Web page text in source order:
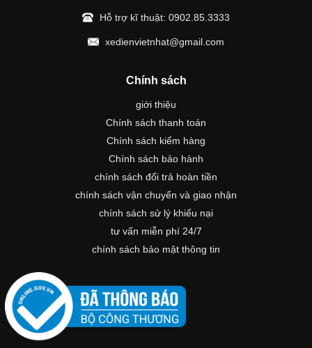
Hỗ trợ kĩ thuật: 0902.85.3333
xedienvietnhat@gmail.com
Chính sách
giới thiệu
Chính sách thanh toán
Chính sách kiểm hàng
Chính sách bảo hành
chính sách đổi trả hoàn tiền
chính sách vận chuyển và giao nhận
chính sách sử lý khiếu nại
tư vấn miễn phí 24/7
chính sách bảo mật thông tin